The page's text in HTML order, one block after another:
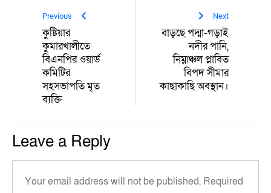
Previous
কুষ্টিয়ার
কুমারখালীতে
বিএনপির ওয়ার্ড
কমিটির
সহসভাপতি মৃত
ব্যক্তি
Next
‎বাড়ছে পদ্মা-গড়াই
নদীর পানি,
নিম্নাঞ্চল প্লাবিত
বিপদ সীমার
কাছাকাছি অবস্থান।
Leave a Reply
Your email address will not be published. Required